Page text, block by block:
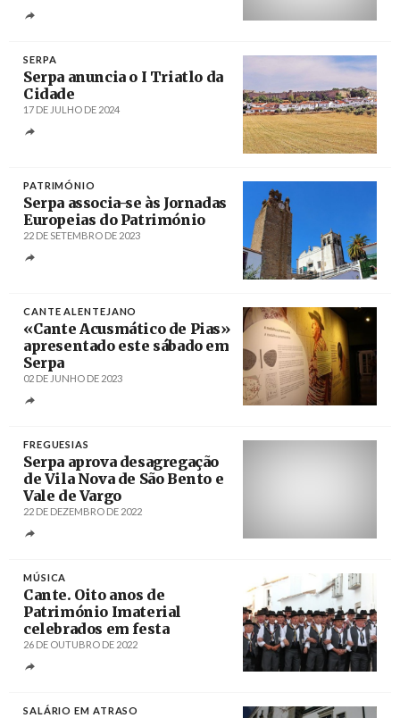
SERPA
Serpa anuncia o I Triatlo da
Cidade
17 DE JULHO DE 2024
PATRIMÓNIO
Serpa associa-se às Jornadas
Europeias do Património
22 DE SETEMBRO DE 2023
CANTE ALENTEJANO
«Cante Acusmático de Pias»
apresentado este sábado em
Serpa
02 DE JUNHO DE 2023
FREGUESIAS
Serpa aprova desagregação
de Vila Nova de São Bento e
Vale de Vargo
22 DE DEZEMBRO DE 2022
MÚSICA
Cante. Oito anos de
Património Imaterial
celebrados em festa
26 DE OUTUBRO DE 2022
SALÁRIO EM ATRASO